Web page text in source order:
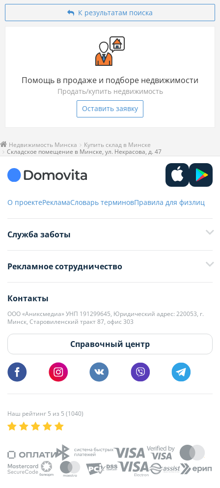
К результатам поиска
Помощь в продаже и подборе недвижимости
Продать/купить недвижимость
Оставить заявку
Недвижимость Минска
Купить склад в Минске
Складское помещение в Минске, ул. Некрасова, д. 47
О проектеРекламаСловарь терминовПравила для физлиц
Служба заботы
+375 29 376-13-70
+375 33 376-13-70
editor@domovita.by
Мы принимаем звонки и отвечаем на письма в будние дни с 9:00 до
18:00.
Рекламное сотрудничество
+375 29 563-15-61 Кристина Филюта
kb@domovita.by
+375 29 179-11-28 Владислав Гладченко
vg@domovita.by
Пишите и звоните нам в будние дни с 8:00 до 20:00.
Контакты
ООО «Аниксмедиа» УНП 191299645, Юридический адрес: 220053, г.
Минск, Старовиленский тракт 87, офис 303
Справочный центр
Наш рейтинг 5 из 5 (1040)